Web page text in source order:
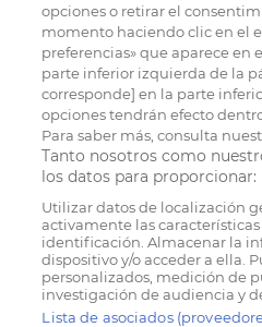
opciones o retirar el
momento haciendo clic en el
preferencias» que aparece en
parte inferior izquierda de la
corresponde] en la parte
opciones tendrán efecto
Para saber más, consulta
Tanto nosotros como
los datos para proporcionar:
Utilizar datos de localización
activamente las
identificación. Almacenar la
dispositivo y/o acceder a ella.
personalizados, medición de
investigación de audiencia y
Lista de asociados